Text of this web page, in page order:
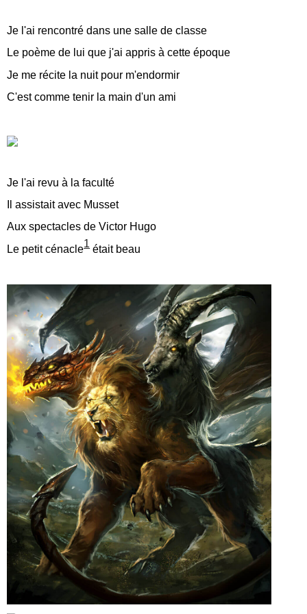
Je l'ai rencontré dans une salle de classe
Le poème de lui que j'ai appris à cette époque
Je me récite la nuit pour m'endormir
C'est comme tenir la main d'un ami
Je l'ai revu à la faculté
Il assistait avec Musset
Aux spectacles de Victor Hugo
Le petit cénacle1était beau